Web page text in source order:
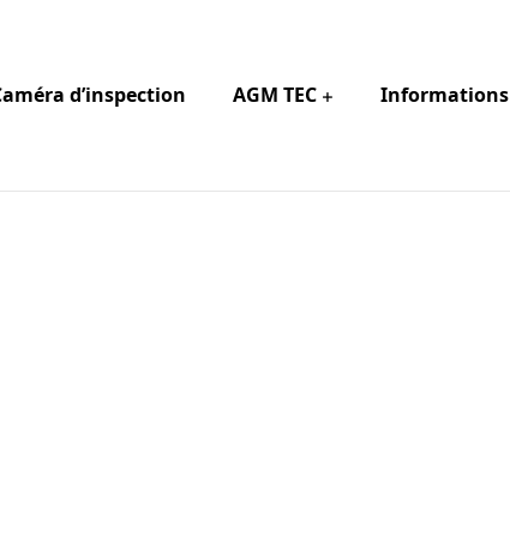
d’inspection AGM TEC Informations